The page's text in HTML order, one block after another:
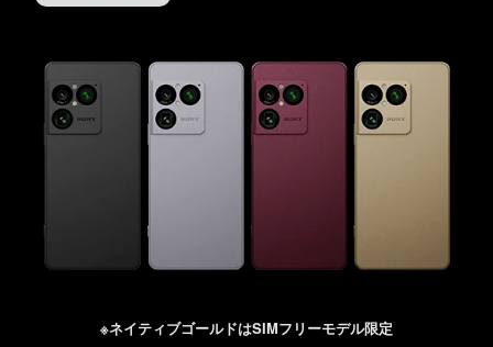
※ネイティブゴールドはSIMフリーモデル限定